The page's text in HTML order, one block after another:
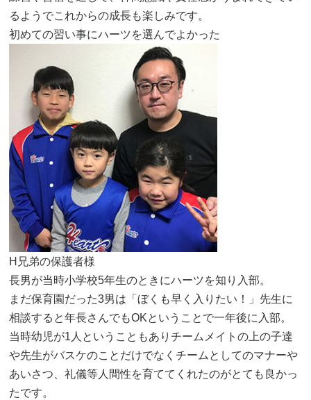
るようでこれからの成長も楽しみです。
初めての習い事にハーツを選んでよかった
H兄弟の保護者様
長男が当時小学校5年生のときにハーツを知り入部。
まだ保育園だった3男は「ぼくも早く入りたい！」先生に
相談すると年長さんでもOKということで一年後に入部。
当時幼児が1人ということもありチームメイトの上の子達
や先生がバスケのことだけでなくチームとしてのマナーや
あいさつ、礼儀等人間性を育ててくれたのがとても良かっ
たです。